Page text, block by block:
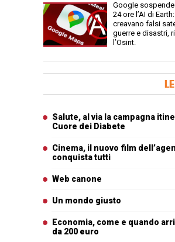
Google
24 ore l’AI di
creavano falsi
guerre e disastri,
l’Osint.
Salute, al via la campagna
Cuore dei Diabete
Cinema, il nuovo film
conquista tutti
Web canone
Un mondo giusto
Economia, come e quando
da 200 euro